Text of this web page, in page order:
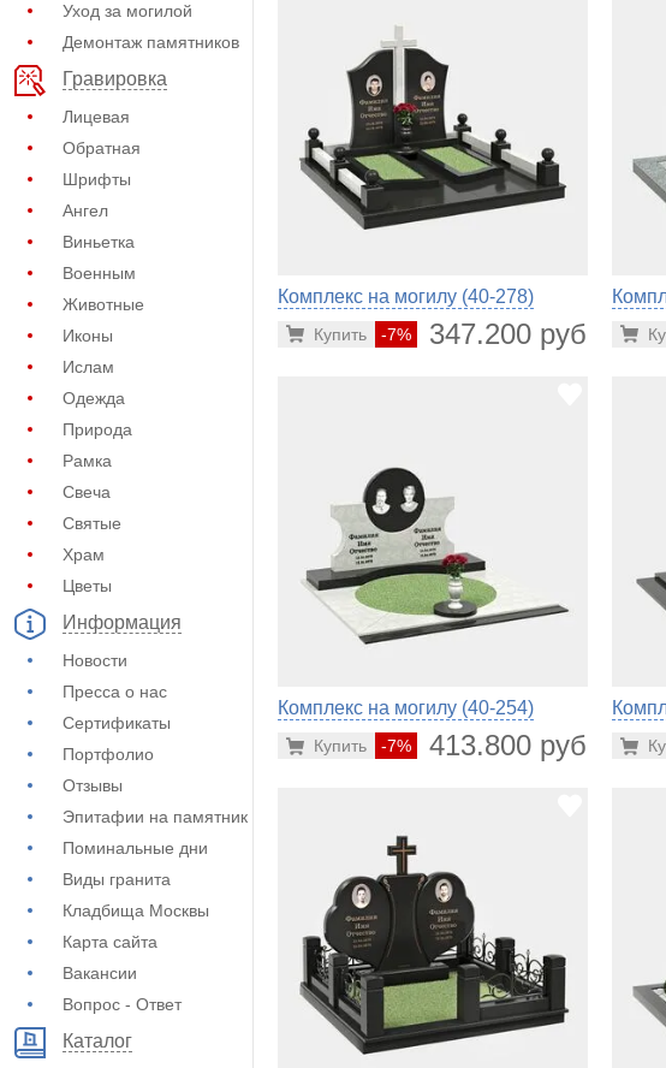
Уход за могилой
Демонтаж памятников
Гравировка
Лицевая
Обратная
Шрифты
Ангел
Виньетка
Военным
Животные
Иконы
Ислам
Одежда
Природа
Рамка
Свеча
Святые
Храм
Цветы
Информация
Новости
Пресса о нас
Сертификаты
Портфолио
Отзывы
Эпитафии на памятник
Поминальные дни
Виды гранита
Кладбища Москвы
Карта сайта
Вакансии
Вопрос - Ответ
Каталог
Комплекс на могилу (40-278)
-7% 347.200 руб.
Купить
Комплекс на могилу (40-254)
-7% 413.800 руб.
Купить